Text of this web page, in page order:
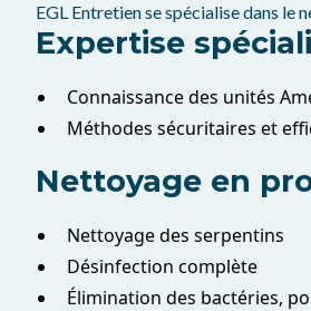
EGL Entretien se spécialise dans
Expertise
Connaissance des unités
Méthodes sécuritaires et
Nettoyage en
Nettoyage des serpentins
Désinfection complète
Élimination des bactéries,